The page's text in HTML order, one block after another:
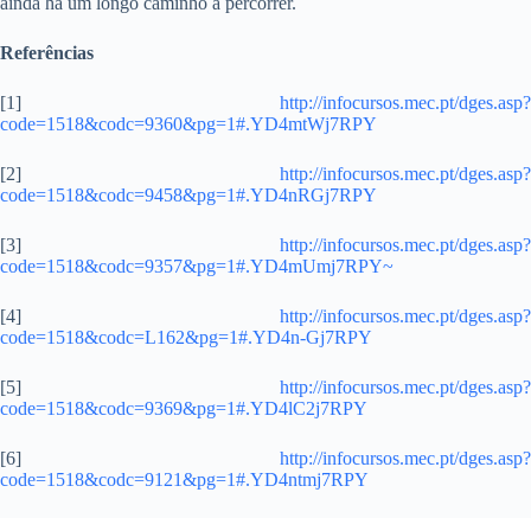
Referências
[1] http://infocursos.mec.pt/dges.asp?
code=1518&codc=9360&pg=1#.YD4mtWj7RPY
[2] http://infocursos.mec.pt/dges.asp?
code=1518&codc=9458&pg=1#.YD4nRGj7RPY
[3] http://infocursos.mec.pt/dges.asp?
code=1518&codc=9357&pg=1#.YD4mUmj7RPY~
[4] http://infocursos.mec.pt/dges.asp?
code=1518&codc=L162&pg=1#.YD4n-Gj7RPY
[5] http://infocursos.mec.pt/dges.asp?
code=1518&codc=9369&pg=1#.YD4lC2j7RPY
[6] http://infocursos.mec.pt/dges.asp?
code=1518&codc=9121&pg=1#.YD4ntmj7RPY